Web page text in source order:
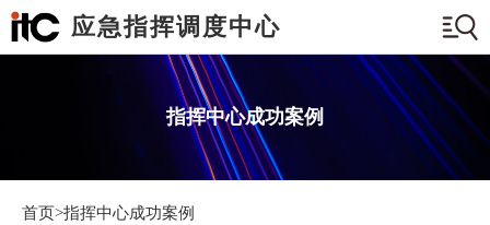
应急指挥调度中心
指挥中心成功案例
首页>指挥中心成功案例